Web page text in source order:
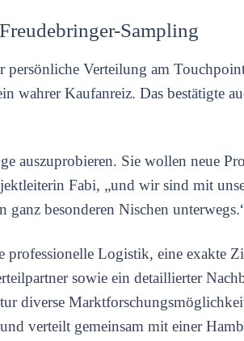
Sampling
persönliche Verteilung am
wahrer Kaufanreiz. Das bestätigte
auszuprobieren. Sie wollen neue
Fabi, „und wir sind mit
besonderen Nischen
professionelle Logistik, eine exakte
sowie ein detaillierter
diverse
verteilt gemeinsam mit einer